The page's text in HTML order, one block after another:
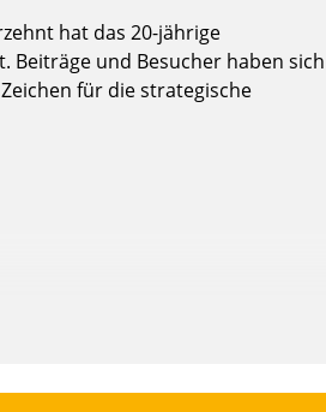
hat das 20-jährige
und Besucher haben sich
für die strategische